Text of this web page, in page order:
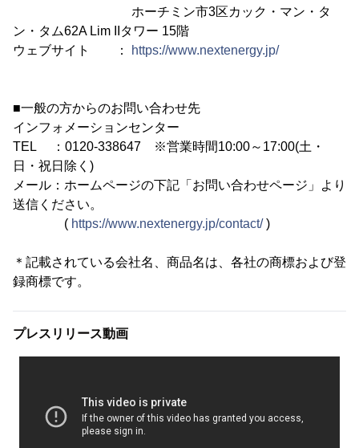
ホーチミン市3区カック・マン・タ
ン・タム62A Lim IIタワー 15階
ウェブサイト ：
https://www.nextenergy.jp/
■一般の方からのお問い合わせ先
インフォメーションセンター
TEL ：0120-338647 ※営業時間10:00～17:00(土・
日・祝日除く)
メール：ホームページの下記「お問い合わせページ」より
送信ください。
( https://www.nextenergy.jp/contact/)
＊記載されている会社名、商品名は、各社の商標および登
録商標です。
プレスリリース動画